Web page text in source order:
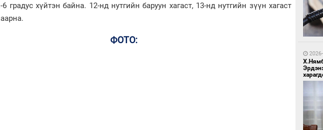
6 градус хүйтэн байна. 12-нд нутгийн баруун хагаст, 13-нд нутгийн зүүн хагаст
ФОТО:
19